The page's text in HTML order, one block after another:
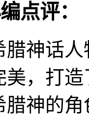
点评：
腊神话
美，打
腊神的